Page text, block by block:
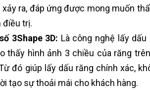
ra, đáp ứng được mong muốn
điều trị.
3Shape 3D: Là công nghệ lấy
thấy hình ảnh 3 chiều của răng
đó giúp lấy dấu răng chính xác,
tạo sự thoải mái cho khách hàng.